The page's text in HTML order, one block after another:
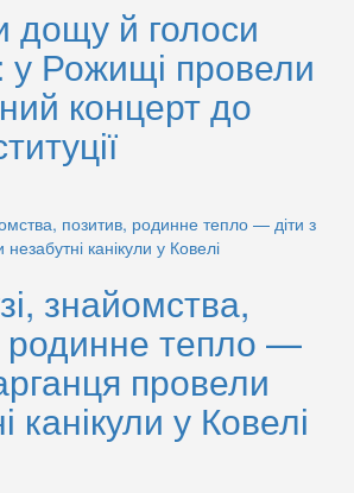
дощу й голоси
у Рожищі провели
концерт до
знайомства,
родинне тепло —
провели
канікули у Ковелі